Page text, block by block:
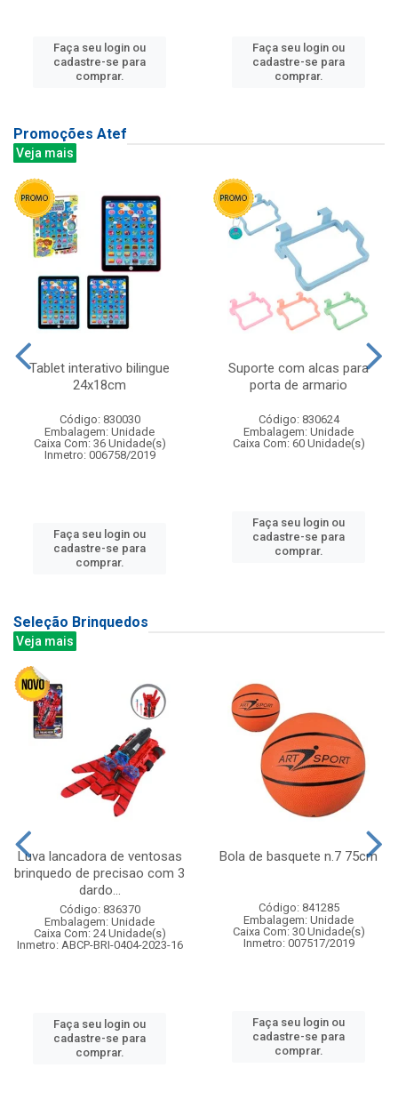
Faça seu login ou
cadastre-se para
comprar.
Faça seu login ou
cadastre-se para
comprar.
Promoções Atef
Veja mais
Tablet interativo bilingue
24x18cm
Código: 830030
Embalagem: Unidade
Caixa Com: 36 Unidade(s)
Inmetro: 006758/2019
Faça seu login ou
cadastre-se para
comprar.
Suporte com alcas para
porta de armario
Código: 830624
Embalagem: Unidade
Caixa Com: 60 Unidade(s)
Faça seu login ou
cadastre-se para
comprar.
Seleção Brinquedos
Veja mais
Luva lancadora de ventosas
brinquedo de precisao com 3
dardo...
Código: 836370
Embalagem: Unidade
Caixa Com: 24 Unidade(s)
Inmetro: ABCP-BRI-0404-2023-16
Faça seu login ou
cadastre-se para
comprar.
Bola de basquete n.7 75cm
Código: 841285
Embalagem: Unidade
Caixa Com: 30 Unidade(s)
Inmetro: 007517/2019
Faça seu login ou
cadastre-se para
comprar.